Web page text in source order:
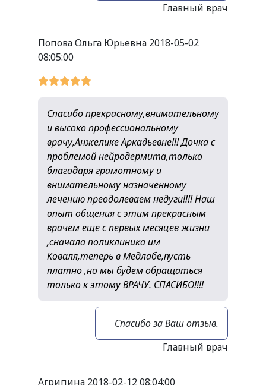
Главный врач
Попова Ольга Юрьевна 2018-05-02
08:05:00
Спасибо прекрасному,внимательному
и высоко профессиональному
врачу,Анжелике Аркадьевне!!! Дочка с
проблемой нейродермита,только
благодаря грамотному и
внимательному назначенному
лечению преодолеваем недуги!!!! Наш
опыт общения с этим прекрасным
врачем еще с первых месяцев жизни
,сначала поликлиника им
Коваля,теперь в Медлабе,пусть
платно ,но мы будем обращаться
только к этому ВРАЧУ. СПАСИБО!!!!
Спасибо за Ваш отзыв.
Главный врач
Агрипина 2018-02-12 08:04:00